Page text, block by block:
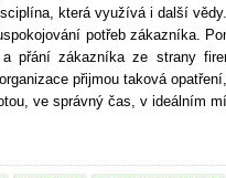
která využívá i další vědy.
potřeb zákazníka.
přání zákazníka ze strany
přijmou taková
ve správný čas, v ideálním